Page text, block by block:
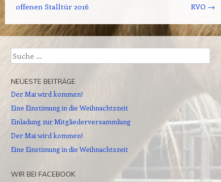
offenen Stalltür 2016
RVO →
Suche
NEUESTE BEITRÄGE
Der Mai wird kommen!
Eine Einstimung in die Weihnachtszeit
Einladung zur Mitgliederversammlung
Der Mai wird kommen!
Eine Einstimung in die Weihnachtszeit
WIR BEI FACEBOOK